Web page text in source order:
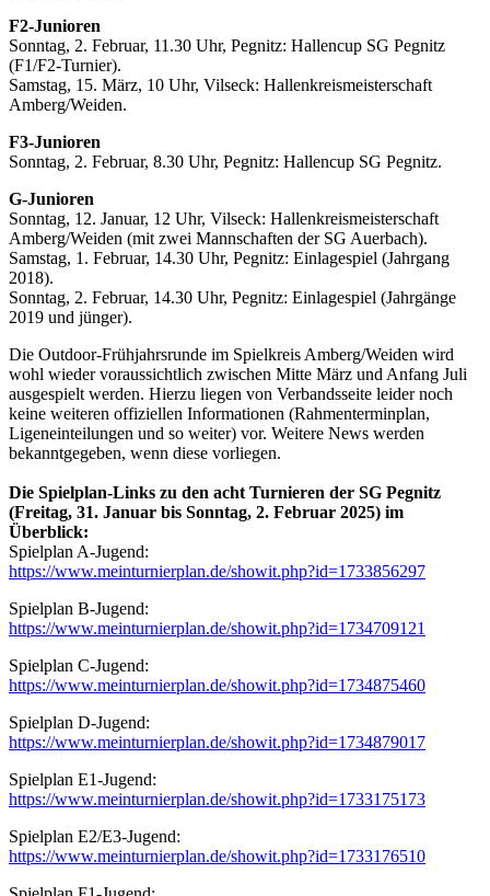
F2-Junioren
Sonntag, 2. Februar, 11.30 Uhr, Pegnitz: Hallencup SG Pegnitz
(F1/F2-Turnier).
Samstag, 15. März, 10 Uhr, Vilseck: Hallenkreismeisterschaft
Amberg/Weiden.
F3-Junioren
Sonntag, 2. Februar, 8.30 Uhr, Pegnitz: Hallencup SG Pegnitz.
G-Junioren
Sonntag, 12. Januar, 12 Uhr, Vilseck: Hallenkreismeisterschaft
Amberg/Weiden (mit zwei Mannschaften der SG Auerbach).
Samstag, 1. Februar, 14.30 Uhr, Pegnitz: Einlagespiel (Jahrgang
2018).
Sonntag, 2. Februar, 14.30 Uhr, Pegnitz: Einlagespiel (Jahrgänge
2019 und jünger).
Die Outdoor-Frühjahrsrunde im Spielkreis Amberg/Weiden wird
wohl wieder voraussichtlich zwischen Mitte März und Anfang Juli
ausgespielt werden. Hierzu liegen von Verbandsseite leider noch
keine weiteren offiziellen Informationen (Rahmenterminplan,
Ligeneinteilungen und so weiter) vor. Weitere News werden
bekanntgegeben, wenn diese vorliegen.
Die Spielplan-Links zu den acht Turnieren der SG Pegnitz
(Freitag, 31. Januar bis Sonntag, 2. Februar 2025) im
Überblick:
Spielplan A-Jugend:
https://www.meinturnierplan.de/showit.php?id=1733856297
Spielplan B-Jugend:
https://www.meinturnierplan.de/showit.php?id=1734709121
Spielplan C-Jugend:
https://www.meinturnierplan.de/showit.php?id=1734875460
Spielplan D-Jugend:
https://www.meinturnierplan.de/showit.php?id=1734879017
Spielplan E1-Jugend:
https://www.meinturnierplan.de/showit.php?id=1733175173
Spielplan E2/E3-Jugend:
https://www.meinturnierplan.de/showit.php?id=1733176510